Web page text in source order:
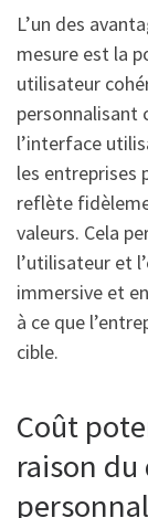
L’un des
mesure est la
utilisateur
personnalisant
l’interface
les entreprises
reflète
valeurs. Cela
l’utilisateur et
immersive et
à ce que
cible.
Coût
raison